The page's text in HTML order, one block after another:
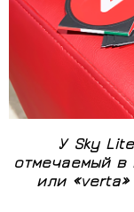
У Sky
отмечаемый в
или